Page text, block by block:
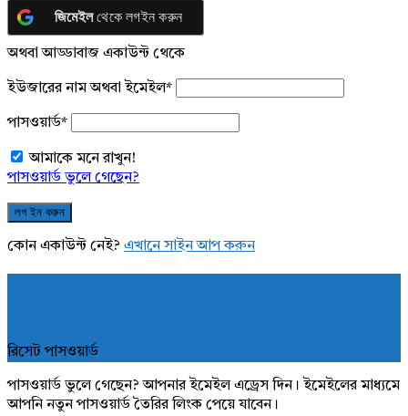
জিমেইলথেকে লগইন করুন
অথবা আড্ডাবাজ একাউন্ট থেকে
ইউজারের নাম অথবা ইমেইল*
পাসওয়ার্ড*
আমাকে মনে রাখুন!
পাসওয়ার্ড ভুলে গেছেন?
কোন একাউন্ট নেই? এখানে সাইন আপ করুন
রিসেট পাসওয়ার্ড
পাসওয়ার্ড ভুলে গেছেন? আপনার ইমেইল এড্রেস দিন। ইমেইলের মাধ্যমে
আপনি নতুন পাসওয়ার্ড তৈরির লিংক পেয়ে যাবেন।